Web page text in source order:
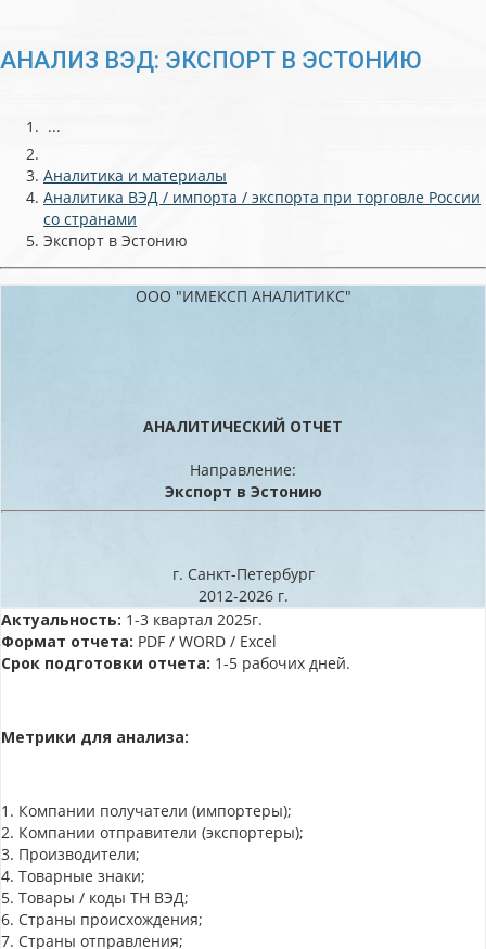
АНАЛИЗ ВЭД: ЭКСПОРТ В ЭСТОНИЮ
...
Аналитика и материалы
Аналитика ВЭД / импорта / экспорта при торговле России
со странами
Экспорт в Эстонию
ООО "ИМЕКСП АНАЛИТИКС"
АНАЛИТИЧЕСКИЙ ОТЧЕТ
Направление:
Экспорт в Эстонию
г. Санкт-Петербург
2012-2026 г.
Актуальность: 1-3 квартал 2025г.
Формат отчета: PDF / WORD / Excel
Срок подготовки отчета: 1-5 рабочих дней.
Метрики для анализа:
1. Компании получатели (импортеры);
2. Компании отправители (экспортеры);
3. Производители;
4. Товарные знаки;
5. Товары / коды ТН ВЭД;
6. Страны происхождения;
7. Страны отправления;